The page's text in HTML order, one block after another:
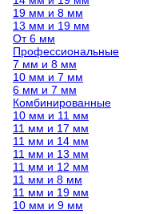
19 мм и 8 мм
13 мм и 19 мм
От 6 мм
Профессиональные
7 мм и 8 мм
10 мм и 7 мм
6 мм и 7 мм
Комбинированные
10 мм и 11 мм
11 мм и 17 мм
11 мм и 14 мм
11 мм и 13 мм
11 мм и 12 мм
11 мм и 8 мм
11 мм и 19 мм
10 мм и 9 мм